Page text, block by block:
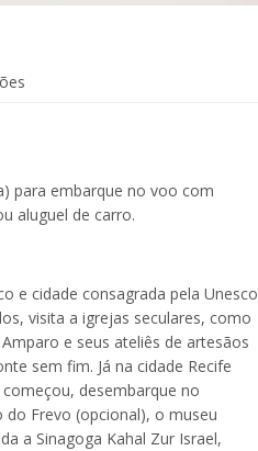
para embarque no voo com
aluguel de carro.
e cidade consagrada pela Unesco
visita a igrejas seculares, como
e seus ateliês de artesãos
sem fim. Já na cidade Recife
desembarque no
Frevo (opcional), o museu
a Sinagoga Kahal Zur Israel,